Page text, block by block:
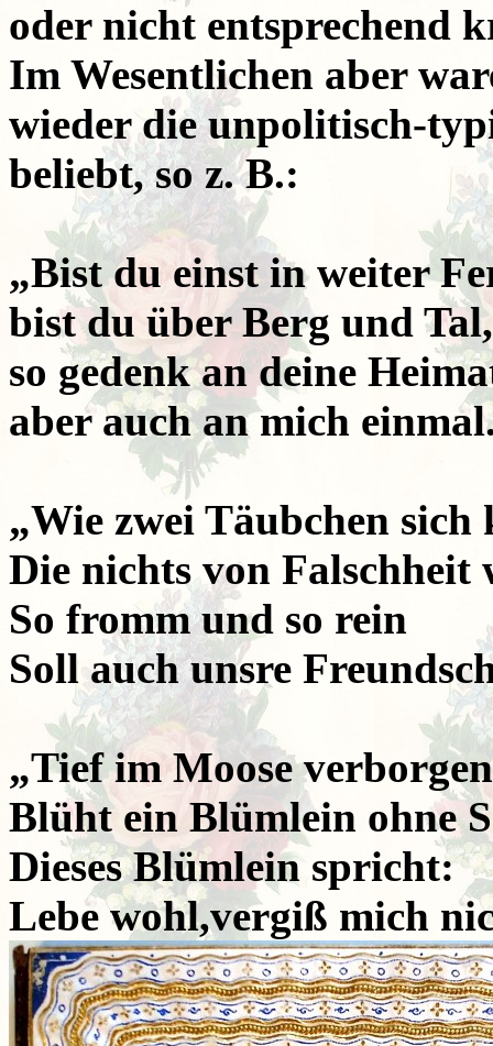
oder nicht entsprechend
Im Wesentlichen aber
wieder die unpolitisch-
beliebt, so z. B.:
„Bist du einst in weiter
bist du über Berg und Tal,
so gedenk an deine
aber auch an mich
„Wie zwei Täubchen sich
Die nichts von Falschheit
So fromm und so rein
Soll auch unsre
„Tief im Moose
Blüht ein Blümlein ohne
Dieses Blümlein spricht:
Lebe wohl,vergiß mich